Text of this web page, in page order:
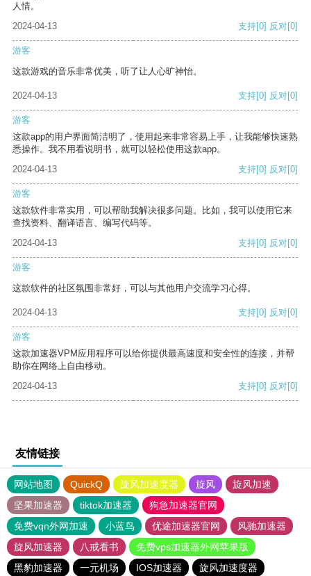
人情。
2024-04-13
支持[0] 反对[0]
游客
这款游戏的音乐非常优美，听了让人心旷神怡。
2024-04-13 支持[0] 反对[0]
游客
这款app的用户界面简洁明了，使用起来非常容易上手，让我能够快速熟
悉操作。我不用看说明书，就可以轻松使用这款app。
2024-04-13
支持[0] 反对[0]
游客
这款软件非常实用，可以帮助我解决很多问题。比如，我可以使用它来
查找资料、翻译语言、编写代码等。
2024-04-13
支持[0] 反对[0]
游客
这款软件的社区氛围非常好，可以与其他用户交流学习心得。
2024-04-13 支持[0] 反对[0]
游客
这款加速器VPM应用程序可以给你提供最高速度和安全性的连接，并帮
助你在网络上自由移动。
2024-04-13
支持[0] 反对[0]
友情链接
网站地图 QuickQ 旋风加速度器 旋风
旋风加速
坚果加速器
tiktok加速器
狗急加速器官网
免费vqn外网加速
小蓝鸟 优途加速器官网
风驰加速器
旋风加速器
八戒看书
免费vps加速器外网苹果版
黑豹加速器
一元机场 IOS加速器 旋风加速度器